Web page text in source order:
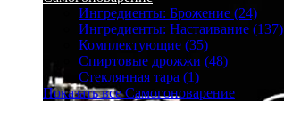
Ингредиенты: Брожение (24)
Ингредиенты: Настаивание (137)
Комплектующие (35)
Спиртовые дрожжи (48)
Стеклянная тара (1)
Показать все Самогоноварение